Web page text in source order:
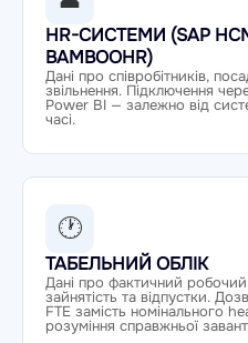
HR-СИСТЕМИ (SAP
BAMBOOHR)
Дані про співробітників,
звільнення. Підключення
Power BI — залежно від
часі.
🕐
ТАБЕЛЬНИЙ ОБЛІК
Дані про фактичний
зайнятість та відпустки.
FTE замість номінального
розуміння справжньої